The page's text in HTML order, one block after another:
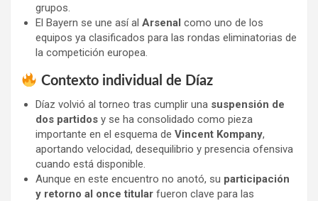
grupos.
El Bayern se une así al Arsenal como uno de los
equipos ya clasificados para las rondas eliminatorias de
la competición europea.
Contexto individual de Díaz
Díaz volvió al torneo tras cumplir una suspensión de
dos partidos y se ha consolidado como pieza
importante en el esquema de Vincent Kompany,
aportando velocidad, desequilibrio y presencia ofensiva
cuando está disponible.
Aunque en este encuentro no anotó, su participación
y retorno al once titular fueron clave para las